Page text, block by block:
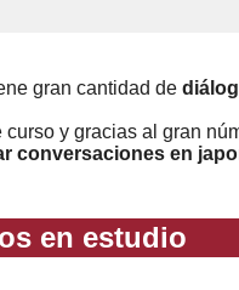
gran cantidad de
y gracias al gran
conversaciones en
en estudio